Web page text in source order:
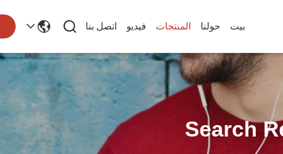
بيت حولنا المنتجات فيديو اتصل بنا
Search